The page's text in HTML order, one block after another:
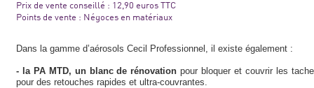
Prix de vente conseillé : 12,90 euros TTC
Points de vente : Négoces en matériaux
Dans la gamme d’aérosols Cecil Professionnel, il existe également :
- la PA MTD, un blanc de rénovation pour bloquer et couvrir les
pour des retouches rapides et ultra-couvrantes.